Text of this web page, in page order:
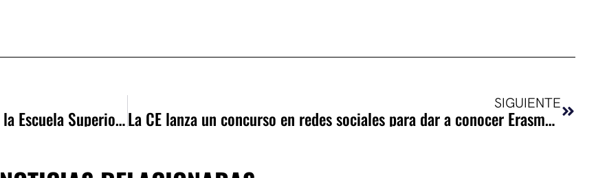
Acto inauguración oficial del Curso 2013-2014 de la Escuela Superior de Arte Dramático de Extremadura
SIGUIENTE
La CE lanza un concurso en redes sociales para dar a conocer Erasmus Plus